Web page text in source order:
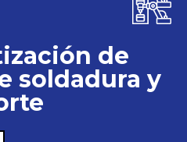
de
soldadura y